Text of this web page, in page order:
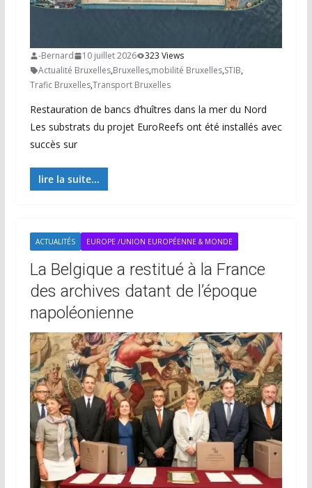
-Bernard 10 juillet 2026
323 Views
Actualité Bruxelles,Bruxelles,mobilité Bruxelles,STIB,
Trafic Bruxelles,Transport Bruxelles
Restauration de bancs d’huîtres dans la mer du Nord
Les substrats du projet EuroReefs ont été installés avec
succès sur
lire la suite...
ACTUALITÉS EUROPE /UNION EUROPÉENNE & MONDE
La Belgique a restitué à la France
des archives datant de l’époque
napoléonienne